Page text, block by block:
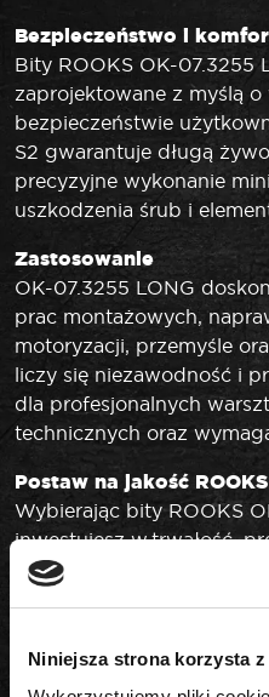
Niniejsza strona korzysta
Bezpieczeństwo i
Bity ROOKS OK-07.3255
zaprojektowane z myślą
bezpieczeństwie
S2 gwarantuje długą
precyzyjne wykonanie
uszkodzenia śrub i
Zastosowanie
OK-07.3255 LONG
prac montażowych,
motoryzacji, przemyśle
liczy się niezawodność i
dla profesjonalnych
technicznych oraz
Postaw na jakość ROOKS
Wybierając bity ROOKS
inwestujesz w trwałość,
każdego dnia. Produkt
jakości, co gwarantuje
warunkach.